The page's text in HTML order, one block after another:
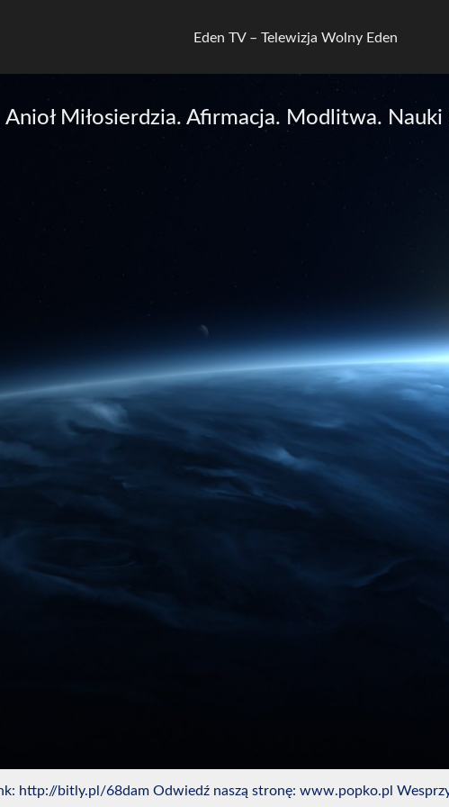
Eden TV – Telewizja Wolny Eden
Anioł Miłosierdzia. Afirmacja. Modlitwa.
http://bitly.pl/68dam Odwiedź naszą stronę: www.popko.pl